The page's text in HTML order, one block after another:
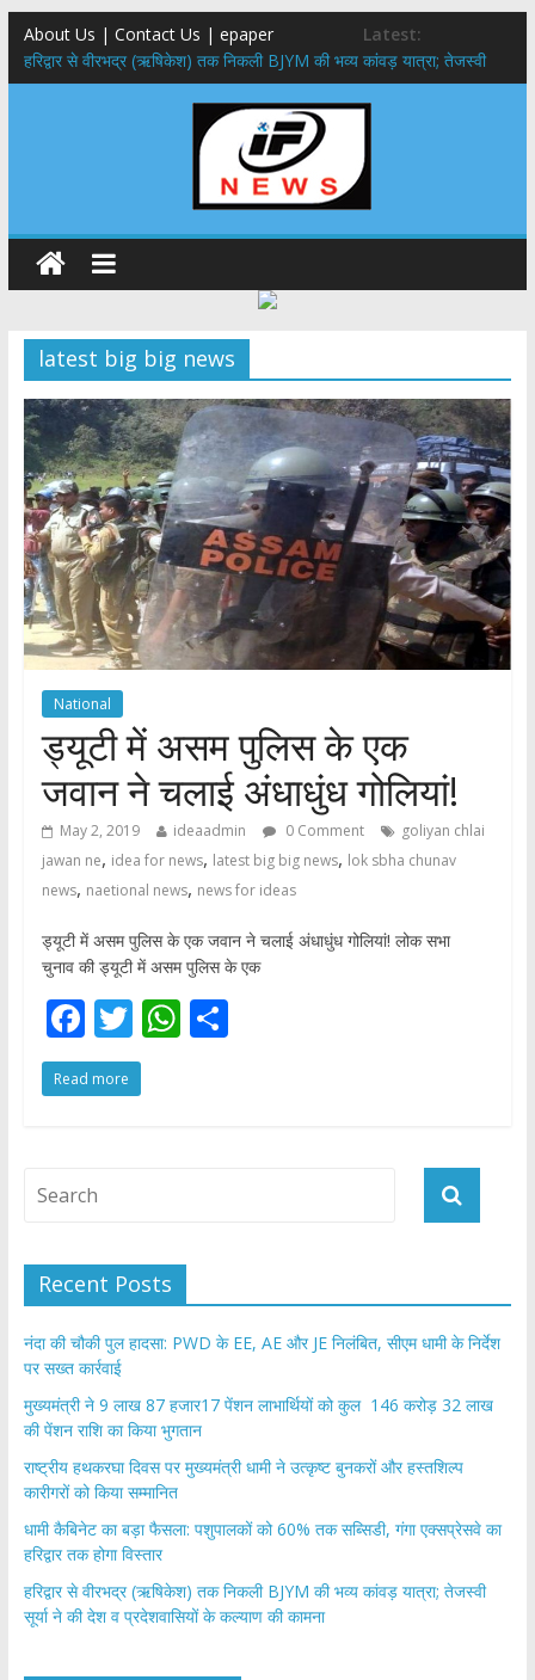
About Us | Contact Us | epaper
Latest:
​हरिद्वार से वीरभद्र (ऋषिकेश) तक निकली BJYM की भव्य कांवड़ यात्रा; तेजस्वी
सूर्या ने की देश व प्रदेशवासियों के कल्याण की कामना
नंदा की चौकी पुल हादसा: PWD के EE, AE और JE निलंबित, सीएम धामी के निर्देश
मुख्यमंत्री ने 9 लाख 87 हजार17 पेंशन लाभार्थियों को कुल 146 करोड़ 32 लाख
राष्ट्रीय हथकरघा दिवस पर मुख्यमंत्री धामी ने उत्कृष्ट बुनकरों और हस्तशिल्प
कारीगरों को किया सम्मानित
​धामी कैबिनेट का बड़ा फैसला: पशुपालकों को 60% तक सब्सिडी, गंगा एक्सप्रेसवे का
हरिद्वार तक होगा विस्तार
latest big big news
National
ड्यूटी में असम पुलिस के एक
जवान ने चलाई अंधाधुंध गोलियां!
May 2, 2019 ideaadmin 0 Comment
goliyan chlai
jawan ne, idea for news, latest big big news, lok sbha chunav
news, naetional news, news for ideas
ड्यूटी में असम पुलिस के एक जवान ने चलाई अंधाधुंध गोलियां! लोक सभा
चुनाव की ड्यूटी में असम पुलिस के एक
F
ac
e
o
T
w
itt
W S
Read more
Recent Posts
नंदा की चौकी पुल हादसा: PWD के EE, AE और JE निलंबित, सीएम धामी के निर्देश
पर सख्त कार्रवाई
मुख्यमंत्री ने 9 लाख 87 हजार17 पेंशन लाभार्थियों को कुल 146 करोड़ 32 लाख
की पेंशन राशि का किया भुगतान
राष्ट्रीय हथकरघा दिवस पर मुख्यमंत्री धामी ने उत्कृष्ट बुनकरों और हस्तशिल्प
कारीगरों को किया सम्मानित
​धामी कैबिनेट का बड़ा फैसला: पशुपालकों को 60% तक सब्सिडी, गंगा एक्सप्रेसवे का
हरिद्वार तक होगा विस्तार
​हरिद्वार से वीरभद्र (ऋषिकेश) तक निकली BJYM की भव्य कांवड़ यात्रा; तेजस्वी
सूर्या ने की देश व प्रदेशवासियों के कल्याण की कामना